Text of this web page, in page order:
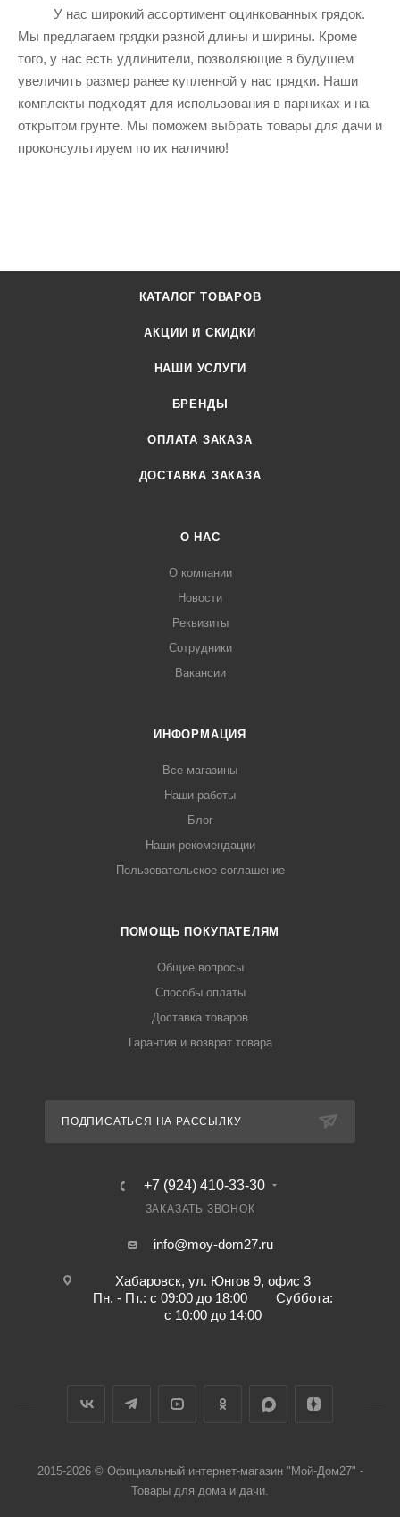
У нас широкий ассортимент оцинкованных грядок.
Мы предлагаем грядки разной длины и ширины. Кроме
того, у нас есть удлинители, позволяющие в будущем
увеличить размер ранее купленной у нас грядки. Наши
комплекты подходят для использования в парниках и на
открытом грунте. Мы поможем выбрать товары для дачи и
проконсультируем по их наличию!
КАТАЛОГ ТОВАРОВ
АКЦИИ И СКИДКИ
НАШИ УСЛУГИ
БРЕНДЫ
ОПЛАТА ЗАКАЗА
ДОСТАВКА ЗАКАЗА
О НАС
О компании
Новости
Реквизиты
Сотрудники
Вакансии
ИНФОРМАЦИЯ
Все магазины
Наши работы
Блог
Наши рекомендации
Пользовательское соглашение
ПОМОЩЬ ПОКУПАТЕЛЯМ
Общие вопросы
Способы оплаты
Доставка товаров
Гарантия и возврат товара
ПОДПИСАТЬСЯ НА РАССЫЛКУ
+7 (924) 410-33-30
ЗАКАЗАТЬ ЗВОНОК
info@moy-dom27.ru
Хабаровск, ул. Юнгов 9, офис 3
Пн. - Пт.: с 09:00 до 18:00 Суббота:
с 10:00 до 14:00
2015-2026 © Официальный интернет-магазин "Мой-Дом27" -
Товары для дома и дачи.